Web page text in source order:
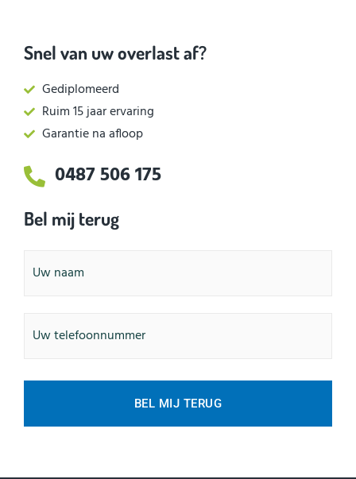
Snel van uw overlast af?
Gediplomeerd
Ruim 15 jaar ervaring
Garantie na afloop
0487 506 175
Bel mij terug